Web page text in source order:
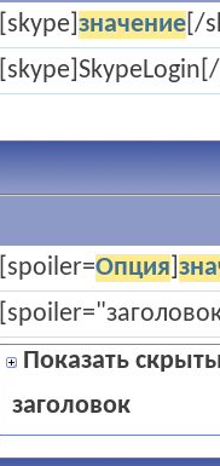
[skype] значение[/
[spoiler=Опция
Показать
заголовок